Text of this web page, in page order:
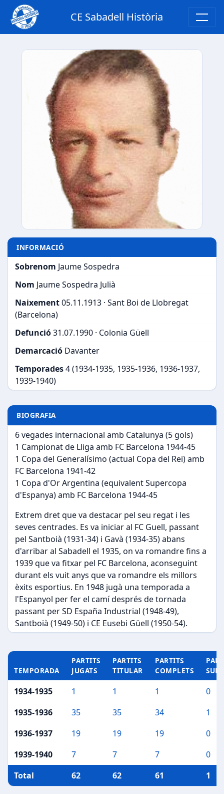
CE Sabadell Història
INFORMACIÓ
Sobrenom Jaume Sospedra
Nom Jaume Sospedra Julià
Naixement05.11.1913 · Sant Boi de Llobregat
(Barcelona)
Defunció31.07.1990 · Colonia Güell
Demarcació Davanter
Temporades4 (1934-1935, 1935-1936, 1936-1937,
1939-1940)
BIOGRAFIA
6 vegades internacional amb Catalunya (5 gols)
1 Campionat de Lliga amb FC Barcelona 1944-45
1 Copa del Generalísimo (actual Copa del Rei) amb
FC Barcelona 1941-42
1 Copa d'Or Argentina (equivalent Supercopa
d'Espanya) amb FC Barcelona 1944-45
Extrem dret que va destacar pel seu regat i les
seves centrades. Es va iniciar al FC Guell, passant
pel Santboià (1931-34) i Gavà (1934-35) abans
d'arribar al Sabadell el 1935, on va romandre fins a
1939 que va fitxar pel FC Barcelona, aconseguint
durant els vuit anys que va romandre els millors
èxits esportius. En 1948 jugà una temporada a
l'Espanyol per fer el camí després de tornada
passant per SD España Industrial (1948-49),
Santboià (1949-50) i CE Eusebi Güell (1950-54).
TEMPORADA
PARTITS
JUGATS
PARTITS
TITULAR
PARTITS
COMPLETS
1934-1935 1 1 1
0
1935-1936
35 35 34
1
1936-1937
19 19 19
0
1939-1940
7 7 7
0
Total
62 62 61 1